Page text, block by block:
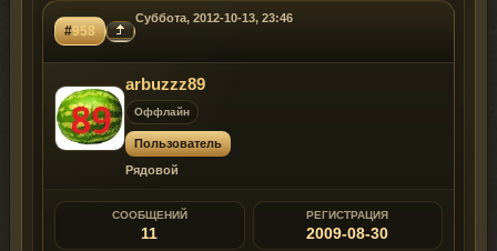
#958
Суббота, 2012-10-13, 23:46
arbuzzz89
Оффлайн
Пользователь
Рядовой
СООБЩЕНИЙ
11
РЕГИСТРАЦИЯ
2009-08-30